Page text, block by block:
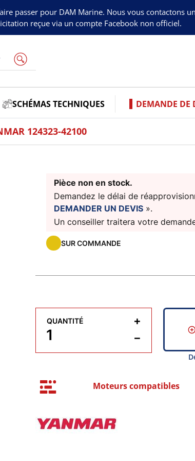
passer pour DAM Marine. Nous vous contactons
reçue via un compte Facebook non officiel.
SCHÉMAS TECHNIQUES DEMANDE DE
124323-42100
Pièce non en stock.
Demandez le délai de
DEMANDER UN DEVIS».
Un conseiller traitera votre
SUR COMMANDE
QUANTITÉ
−
+
Moteurs compatibles